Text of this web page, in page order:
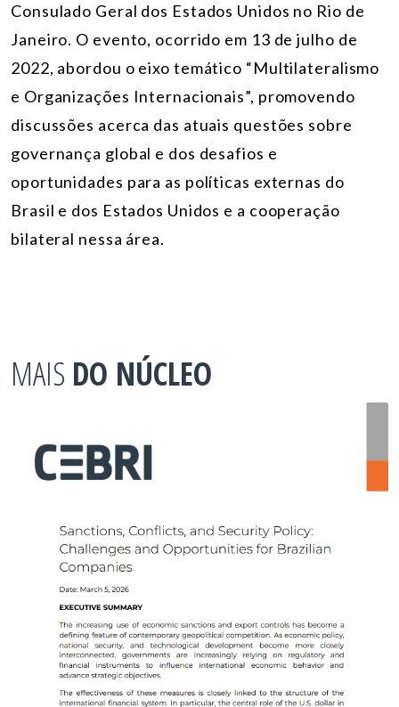
Consulado Geral dos Estados Unidos no Rio de
Janeiro. O evento, ocorrido em 13 de julho de
2022, abordou o eixo temático “Multilateralismo
e Organizações Internacionais”, promovendo
discussões acerca das atuais questões sobre
governança global e dos desafios e
oportunidades para as políticas externas do
Brasil e dos Estados Unidos e a cooperação
bilateral nessa área.
MAIS DO NÚCLEO